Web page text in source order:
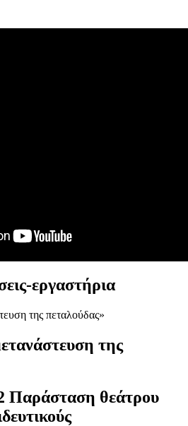
εργαστήρια
της
Παράσταση θεάτρου